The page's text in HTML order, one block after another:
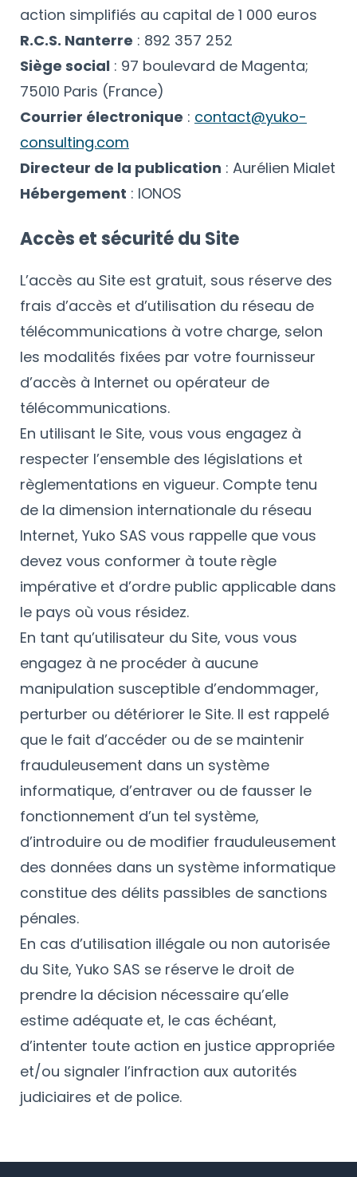
action simplifiés au capital de 1 000 euros
R.C.S. Nanterre : 892 357 252
Siège social : 97 boulevard de Magenta;
75010 Paris (France)
Courrier électronique : contact@yuko-
consulting.com
Directeur de la publication : Aurélien Mialet
Hébergement : IONOS
Accès et sécurité du Site
L’accès au Site est gratuit, sous réserve des
frais d’accès et d’utilisation du réseau de
télécommunications à votre charge, selon
les modalités fixées par votre fournisseur
d’accès à Internet ou opérateur de
télécommunications.
En utilisant le Site, vous vous engagez à
respecter l’ensemble des législations et
règlementations en vigueur. Compte tenu
de la dimension internationale du réseau
Internet, Yuko SAS vous rappelle que vous
devez vous conformer à toute règle
impérative et d’ordre public applicable dans
le pays où vous résidez.
En tant qu’utilisateur du Site, vous vous
engagez à ne procéder à aucune
manipulation susceptible d’endommager,
perturber ou détériorer le Site. Il est rappelé
que le fait d’accéder ou de se maintenir
frauduleusement dans un système
informatique, d’entraver ou de fausser le
fonctionnement d’un tel système,
d’introduire ou de modifier frauduleusement
des données dans un système informatique
constitue des délits passibles de sanctions
pénales.
En cas d’utilisation illégale ou non autorisée
du Site, Yuko SAS se réserve le droit de
prendre la décision nécessaire qu’elle
estime adéquate et, le cas échéant,
d’intenter toute action en justice appropriée
et/ou signaler l’infraction aux autorités
judiciaires et de police.